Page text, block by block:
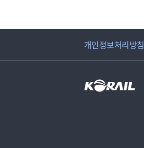
개인정보처리방침